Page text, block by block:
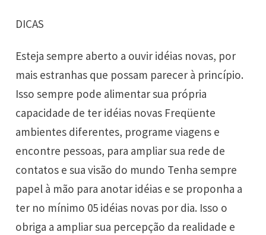
DICAS
Esteja sempre aberto a ouvir idéias novas, por
mais estranhas que possam parecer à princípio.
Isso sempre pode alimentar sua própria
capacidade de ter idéias novas Freqüente
ambientes diferentes, programe viagens e
encontre pessoas, para ampliar sua rede de
contatos e sua visão do mundo Tenha sempre
papel à mão para anotar idéias e se proponha a
ter no mínimo 05 idéias novas por dia. Isso o
obriga a ampliar sua percepção da realidade e